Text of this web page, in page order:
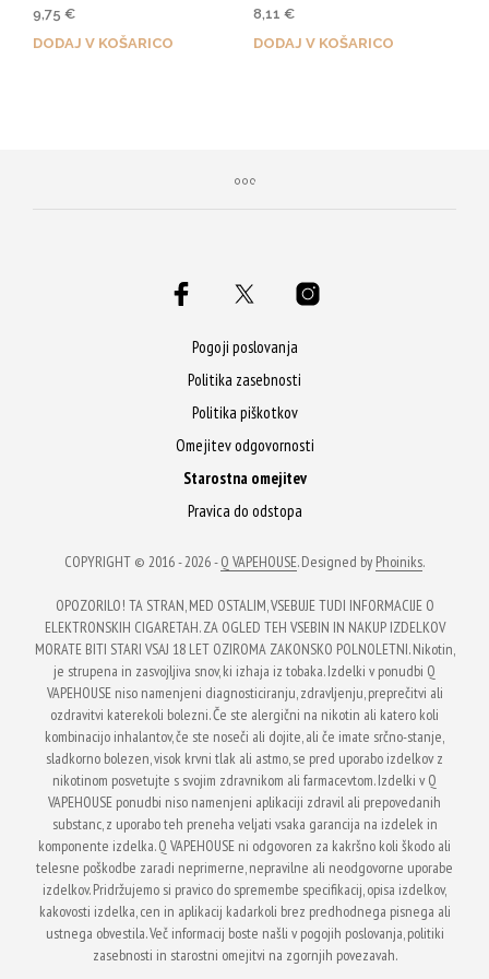
4.86
9,75 €
DODAJ V KOŠARICO
4.40
8,11 €
DODAJ V KOŠARICO
Pogoji poslovanja
Politika zasebnosti
Politika piškotkov
Omejitev odgovornosti
Starostna omejitev
Pravica do odstopa
COPYRIGHT © 2016 - 2026 -Q VAPEHOUSE. Designed by Phoiniks.
OPOZORILO! TA STRAN, MED OSTALIM, VSEBUJE TUDI INFORMACIJE O
ELEKTRONSKIH CIGARETAH. ZA OGLED TEH VSEBIN IN NAKUP IZDELKOV
MORATE BITI STARI VSAJ 18 LET OZIROMA ZAKONSKO POLNOLETNI. Nikotin,
je strupena in zasvojljiva snov, ki izhaja iz tobaka. Izdelki v ponudbi Q
VAPEHOUSE niso namenjeni diagnosticiranju, zdravljenju, preprečitvi ali
ozdravitvi katerekoli bolezni. Če ste alergični na nikotin ali katero koli
kombinacijo inhalantov, če ste noseči ali dojite, ali če imate srčno-stanje,
sladkorno bolezen, visok krvni tlak ali astmo, se pred uporabo izdelkov z
nikotinom posvetujte s svojim zdravnikom ali farmacevtom. Izdelki v Q
VAPEHOUSE ponudbi niso namenjeni aplikaciji zdravil ali prepovedanih
substanc, z uporabo teh preneha veljati vsaka garancija na izdelek in
komponente izdelka. Q VAPEHOUSE ni odgovoren za kakršno koli škodo ali
telesne poškodbe zaradi neprimerne, nepravilne ali neodgovorne uporabe
izdelkov. Pridržujemo si pravico do spremembe specifikacij, opisa izdelkov,
kakovosti izdelka, cen in aplikacij kadarkoli brez predhodnega pisnega ali
ustnega obvestila. Več informacij boste našli v pogojih poslovanja, politiki
zasebnosti in starostni omejitvi na zgornjih povezavah.